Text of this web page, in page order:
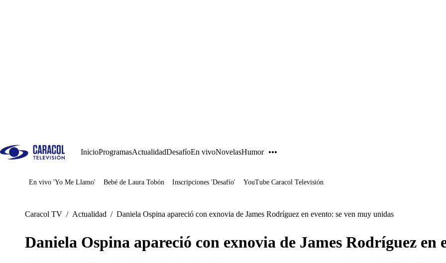
InicioProgramasActualidadDesafíoEn vivoNovelasHumor
Juegos
En vivo 'Yo Me Llamo' Bebé de Laura Tobón Inscripciones 'Desafío' YouTube Caracol Televisión
Caracol TV / Actualidad / Daniela Ospina apareció con exnovia de James Rodríguez en evento: se ven muy unidas
Daniela Ospina apareció con exnovia de James Rodríguez en